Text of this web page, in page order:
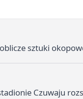
sztuki
Czuwaju